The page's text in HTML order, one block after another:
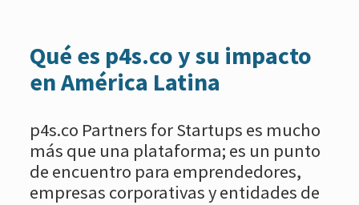
Qué es p4s.co y su impacto
en América Latina
p4s.co Partners for Startups es mucho
más que una plataforma; es un punto
de encuentro para emprendedores,
empresas corporativas y entidades de